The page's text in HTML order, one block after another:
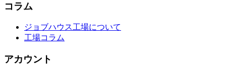
コラム
ジョブハウス工場について
工場コラム
アカウント